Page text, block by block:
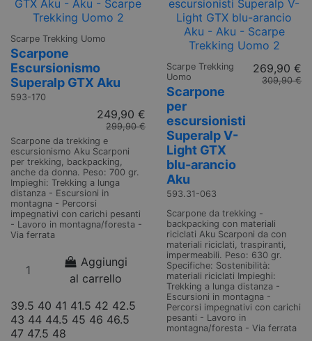
Scarpe Trekking Uomo
Scarpone
Escursionismo
Superalp GTX Aku
593-170
249,90 €
299,90 €
Scarpone da trekking e
escursionismo Aku Scarponi
per trekking, backpacking,
anche da donna. Peso: 700 gr.
Impieghi: Trekking a lunga
distanza - Escursioni in
montagna - Percorsi
impegnativi con carichi pesanti
- Lavoro in montagna/foresta -
Via ferrata
Aggiungi
al carrello
39.5 40 41 41.5 42 42.5
43 44 44.5 45 46 46.5
47 47.5 48
Scarpe Trekking
Uomo
Scarpone
per
escursionisti
Superalp V-
Light GTX
blu-arancio
Aku
593.31-063
269,90 €
309,90 €
Scarpone da trekking -
backpacking con materiali
riciclati Aku Scarponi da con
materiali riciclati, traspiranti,
impermeabili. Peso: 630 gr.
Specifiche: Sostenibilità:
materiali riciclati Impieghi:
Trekking a lunga distanza -
Escursioni in montagna -
Percorsi impegnativi con carichi
pesanti - Lavoro in
montagna/foresta - Via ferrata